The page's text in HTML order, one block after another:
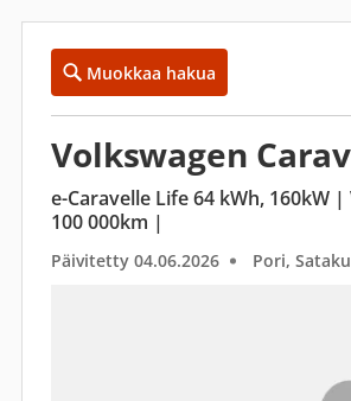
Muokkaa hakua
Volkswagen
e-Caravelle Life 64 kWh,
100 000km |
Päivitetty 04.06.2026 Pori,